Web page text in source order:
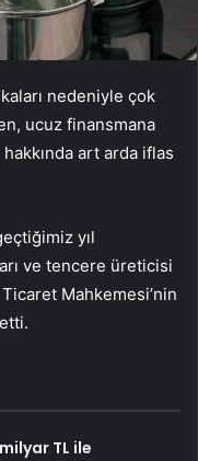
nedeniyle çok
ucuz finansmana
art arda iflas
yıl
ve tencere üreticisi
Mahkemesi’nin
TL ile